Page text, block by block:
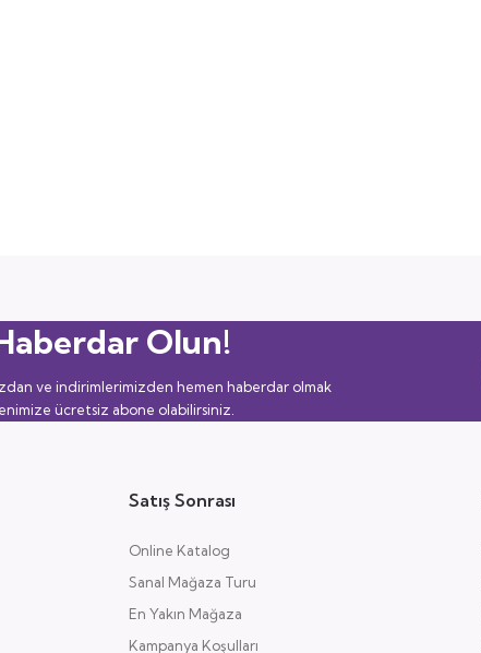
Olun!
ve indirimlerimizden hemen haberdar olmak
ücretsiz abone olabilirsiniz.
Satış Sonrası
Online Katalog
Sanal Mağaza Turu
En Yakın Mağaza
Kampanya Koşulları